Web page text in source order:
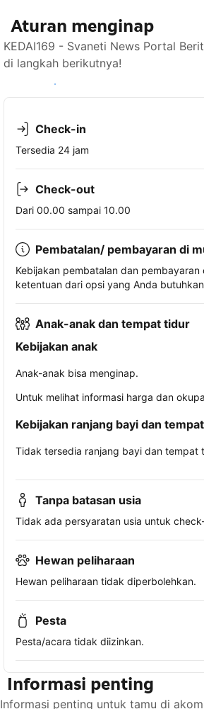
Aturan menginap
KEDAI169 - Svaneti News Portal
di langkah berikutnya!
Lihat ketersediaan
Check-in
Tersedia 24 jam
Check-out
Dari 00.00 sampai 10.00
Pembatalan/ pembayaran di
Kebijakan pembatalan dan
ketentuan dari opsi yang Anda
Anak-anak dan tempat tidur
Kebijakan anak
Anak-anak bisa menginap.
Untuk melihat informasi harga dan
Kebijakan ranjang bayi dan
Tidak tersedia ranjang bayi dan tempat
Tanpa batasan usia
Tidak ada persyaratan usia untuk
Hewan peliharaan
Hewan peliharaan tidak diperbolehkan.
Pesta
Pesta/acara tidak diizinkan.
Informasi penting
Informasi penting untuk tamu di